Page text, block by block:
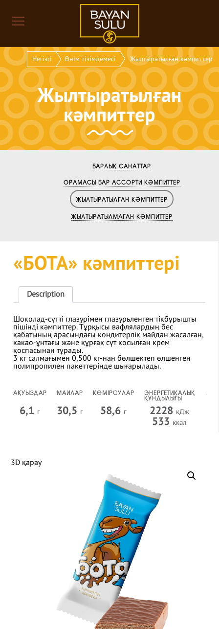
Негізгі Өнім тізімдемесі Жылтыратылған кәмпиттер
Жылтыратылған
кәмпиттер
БАРЛЫҚ САНАТТАР
ОРАМАСЫ БАР АССОРТИ КӘМПИТТЕР
ЖЫЛТЫРАТЫЛҒАН КӘМПИТТЕР
ЖЫЛТЫРАТЫЛМАҒАН КӘМПИТТЕР
«БОТА» кәмпиттері
Description
Шоколад-сүтті глазурімен глазурьленген тікбұрышты
пішінді кәмпиттер. Тұрқысы вафлялардың бес
қабатының арасындағы кондитерлік майдан жасалған,
какао-ұнтағы және құрғақ сүт қосылған крем
қоспасынан тұрады.
3 кг салмағымен 0,500 кг-нан бөлшектеп өлшенген
полипропилен пакеттерінде шығарылады.
АҚУЫЗДАР МАЙЛАР КӨМІРСУЛАР ЭНЕРГЕТИКАЛЫҚ
ҚҰНДЫЛЫҒЫ
6,1 г 30,5 г 58,6 г 2228 кДж
533 ккал
3D қарау